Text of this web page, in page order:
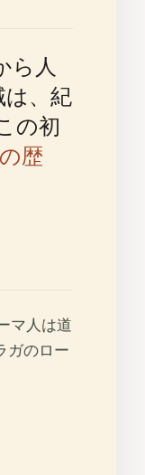
ら人
、紀
の初
歴
マ人は道
ガのロー